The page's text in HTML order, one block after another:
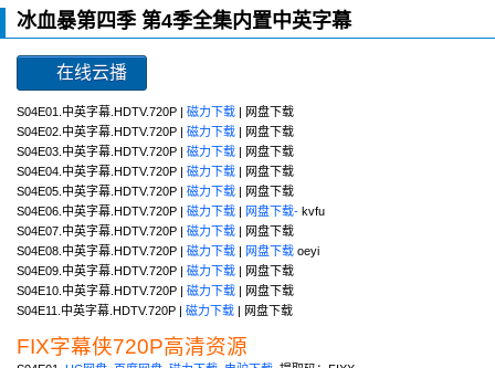
冰血暴第四季 第4季全集内置中英字幕
在线云播
S04E01.中英字幕.HDTV.720P | 磁力下载 | 网盘下载
S04E02.中英字幕.HDTV.720P | 磁力下载 | 网盘下载
S04E03.中英字幕.HDTV.720P | 磁力下载 | 网盘下载
S04E04.中英字幕.HDTV.720P | 磁力下载 | 网盘下载
S04E05.中英字幕.HDTV.720P | 磁力下载 | 网盘下载
S04E06.中英字幕.HDTV.720P | 磁力下载 网盘下载- kvfu
S04E07.中英字幕.HDTV.720P | 磁力下载 | 网盘下载
S04E08.中英字幕.HDTV.720P | 磁力下载 网盘下载 oeyi
S04E09.中英字幕.HDTV.720P | 磁力下载 | 网盘下载
S04E10.中英字幕.HDTV.720P | 磁力下载 | 网盘下载
S04E11.中英字幕.HDTV.720P | 磁力下载 | 网盘下载
FIX字幕侠720P高清资源